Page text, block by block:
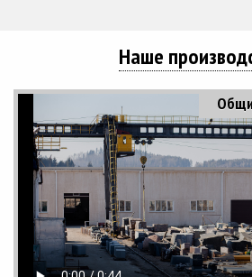
Наше